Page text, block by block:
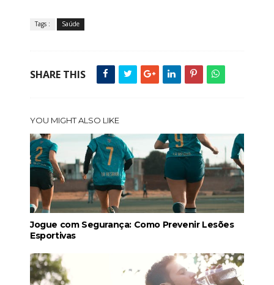
Tags : Saúde
SHARE THIS
YOU MIGHT ALSO LIKE
Jogue com Segurança: Como Prevenir Lesões
Esportivas